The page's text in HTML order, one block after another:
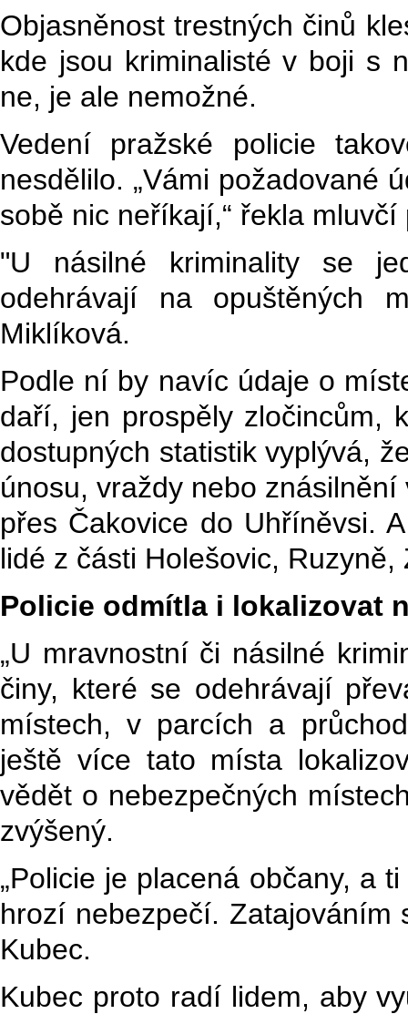
Objasněnost trestných činů
kde jsou kriminalisté v boji s
ne, je ale nemožné.
Vedení pražské policie
nesdělilo. „Vámi požadované
sobě nic neříkají,“ řekla
"U násilné kriminality se
odehrávají na opuštěných
Miklíková.
Podle ní by navíc údaje o
daří, jen prospěly zločincům,
dostupných statistik vyplývá,
únosu, vraždy nebo
přes Čakovice do Uhříněvsi.
lidé z části Holešovic,
Policie odmítla i lokalizovat
„U mravnostní či násilné
činy, které se odehrávají
místech, v parcích a
ještě více tato místa
vědět o nebezpečných
zvýšený.
„Policie je placená občany, a
hrozí nebezpečí. Zatajováním
Kubec.
Kubec proto radí lidem, aby